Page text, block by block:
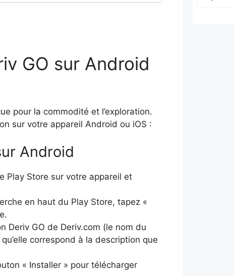
GO sur Android
pour la commodité et l’exploration.
sur votre appareil Android ou iOS :
Android
Play Store sur votre appareil et
en haut du Play Store, tapez «
Deriv GO de Deriv.com (le nom du
correspond à la description que
« Installer » pour télécharger